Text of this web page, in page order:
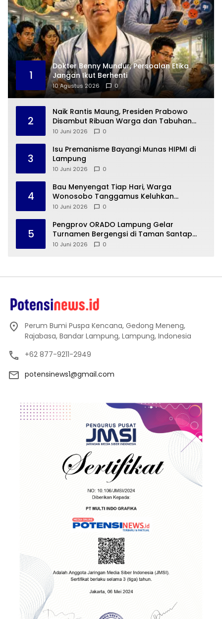
1
Dokter Benny Mundur, Persoalan Etika
Jangan Ikut Berhenti
10 Agustus 2026 0
2
Naik Rantis Maung, Presiden Prabowo
Disambut Ribuan Warga dan Tabuhan
Gendang di Pesisir Barat
10 Juni 2026 0
3
Isu Premanisme Bayangi Munas HIPMI di
Lampung
10 Juni 2026 0
4
Bau Menyengat Tiap Hari, Warga
Wonosobo Tanggamus Keluhkan
Pembuangan Limbah Cair SPPG MBG
10 Juni 2026 0
5
Pengprov ORADO Lampung Gelar
Turnamen Bergengsi di Taman Santap
Rumah Kayu
10 Juni 2026 0
Perum Bumi Puspa Kencana, Gedong Meneng,
Rajabasa, Bandar Lampung, Lampung, Indonesia
+62 877-9211-2949
potensinews1@gmail.com